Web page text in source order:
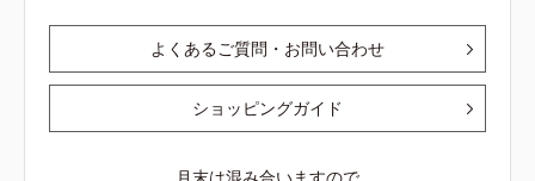
よくあるご質問・お問い合わせ
ショッピングガイド